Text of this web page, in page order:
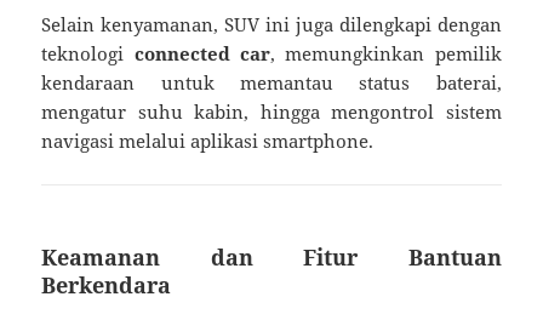
Selain kenyamanan, SUV ini juga dilengkapi dengan
teknologi connected car, memungkinkan pemilik
kendaraan untuk memantau status baterai,
mengatur suhu kabin, hingga mengontrol sistem
navigasi melalui aplikasi smartphone.
Keamanan dan Fitur Bantuan
Berkendara